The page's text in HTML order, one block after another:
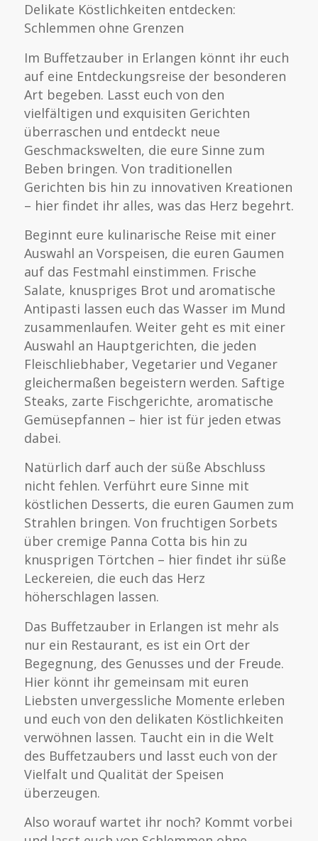
Delikate Köstlichkeiten entdecken:
Schlemmen ohne Grenzen
Im Buffetzauber in Erlangen könnt ihr euch
auf eine Entdeckungsreise der besonderen
Art begeben. Lasst euch von den
vielfältigen und exquisiten Gerichten
überraschen und entdeckt neue
Geschmackswelten, die eure Sinne zum
Beben bringen. Von traditionellen
Gerichten bis hin zu innovativen Kreationen
– hier findet ihr alles, was das Herz begehrt.
Beginnt eure kulinarische Reise mit einer
Auswahl an Vorspeisen, die euren Gaumen
auf das Festmahl einstimmen. Frische
Salate, knuspriges Brot und aromatische
Antipasti lassen euch das Wasser im Mund
zusammenlaufen. Weiter geht es mit einer
Auswahl an Hauptgerichten, die jeden
Fleischliebhaber, Vegetarier und Veganer
gleichermaßen begeistern werden. Saftige
Steaks, zarte Fischgerichte, aromatische
Gemüsepfannen – hier ist für jeden etwas
dabei.
Natürlich darf auch der süße Abschluss
nicht fehlen. Verführt eure Sinne mit
köstlichen Desserts, die euren Gaumen zum
Strahlen bringen. Von fruchtigen Sorbets
über cremige Panna Cotta bis hin zu
knusprigen Törtchen – hier findet ihr süße
Leckereien, die euch das Herz
höherschlagen lassen.
Das Buffetzauber in Erlangen ist mehr als
nur ein Restaurant, es ist ein Ort der
Begegnung, des Genusses und der Freude.
Hier könnt ihr gemeinsam mit euren
Liebsten unvergessliche Momente erleben
und euch von den delikaten Köstlichkeiten
verwöhnen lassen. Taucht ein in die Welt
des Buffetzaubers und lasst euch von der
Vielfalt und Qualität der Speisen
überzeugen.
Also worauf wartet ihr noch? Kommt vorbei